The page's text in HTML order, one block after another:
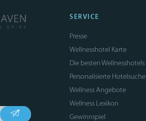
SERVICE
Presse
Wellnesshotel Karte
Die besten Wellnesshotels
Personalisierte Hotelsuche
Wellness Angebote
Wellness Lexikon
Gewinnspiel